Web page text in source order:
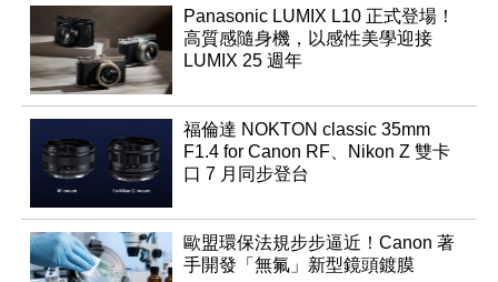
Panasonic LUMIX L10 正式登場！
高質感隨身機，以感性美學迎接
LUMIX 25 週年
福倫達 NOKTON classic 35mm
F1.4 for Canon RF、Nikon Z 雙卡
口 7 月同步登台
歐盟環保法規步步逼近！Canon 著
手開發「無氟」新型鏡頭鍍膜